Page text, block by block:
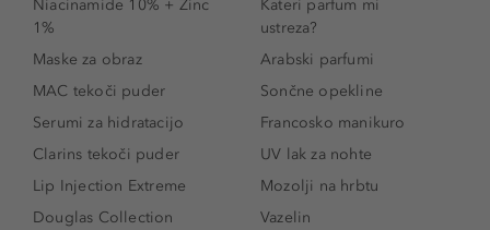
Niacinamide 10% + Zinc
1%
Maske za obraz
MAC tekoči puder
Serumi za hidratacijo
Clarins tekoči puder
Lip Injection Extreme
Douglas Collection
Kateri parfum mi
ustreza?
Arabski parfumi
Sončne opekline
Francosko manikuro
UV lak za nohte
Mozolji na hrbtu
Vazelin